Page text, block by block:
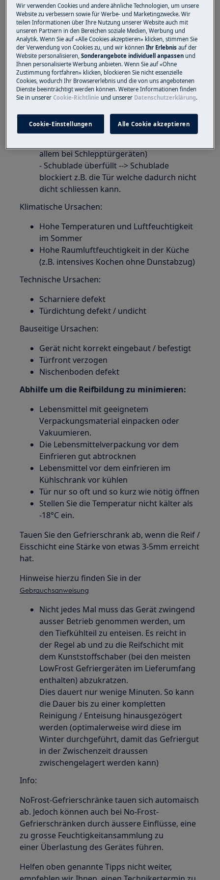
Ursachen:
Häufiges Tür öffnen
Lange Türöffnungsphasen
Einfrieren von warmen Speisen
Einfrieren von unverpackten Speisen.
Unverpackt gelagerte Lebensmittel geben
grosse Mengen an Feuchtigkeit ab und
Produktion von Eiswürfeln
allem bei Schlepptürgeräten)
- Schublade überfüllt --> Schublade
blockiert z.B. die Tür welche dadurch nicht
dicht schliessen kann.
Klimatische Ursachen:
Hohe Temperaturen und Luftfeuchtigkeit
im Sommer
Hohe Raumluftfeuchtigkeit in der Küche
(z.B. intensives Kochen ohne Dunstabzug)
Technische Ursachen:
Scharniere defekt
Türdichtung defekt / undicht
Bauseitige Ursachen:
Gerät nicht korrekt eingebaut / befestigt
Türfront verzogen
Nischenboden defekt
Abhilfe um die Reifbildung zu minimieren:
Lebensmittel mit geeignetem
Verpackungsmaterial einpacken oder
Vakuumieren.
Die Lebensmittelverpackung vor dem
Einfrieren gut abtrocknen
Lebensmittel vor dem einfrieren im
Kühlschrank vor kühlen
Tür nur so oft und so kurz wie nötig öffnen
Stellen Sie die Temperatur nicht kälter als
-18°C ein.
Tauen Sie den Gefrierschrank ab, wenn die Reif /
Eisschicht eine Stärke von etwas 3-5mm erreicht
hat.
Hinweise hierzu finden Sie in der
Gebrauchsanweisung
Nicht jedes Mal muss das Gerät zwingend
ausser Betrieb genommen werden, um
den Tiefkühlteil zu enteisen. Es reicht in
der Regel ab und zu die Reifschicht mit
dem Kunststoffschaber (bei den meisten
LowFrost Gefriergeräten im Lieferumfang
enthalten) abzukratzen.
Dies dauert nur wenige Minuten. So kann
die Dauer bis zu einer kompletten
Reinigung / Enteisung hinausgezögert
werden (optimalerweise wird diese im
Winter durchgeführt, damit das Gefriergut
in der Zwischenzeit draussen
zwischengelagert werden kann)
Info:
NoFrost-Gefrierschränke tauen sich automaisch
ab. Jedoch können auch bei No-Frost-
Gefrierschränken durch äussere Einflüsse, eine
zu grosse Feuchtigkeitansammlung zu
einer Überlastung des Gerätes führen.
Helfen oben genannte Tipps nicht weiter,
Wir verwenden Cookies und andere ähnliche Technologien, um unsere
Website zu verbessern sowie für Werbe- und Marketingzwecke. Wir
teilen Informationen über Ihre Nutzung unserer Website auch mit
unseren Partnern in den Bereichen soziale Medien, Werbung und
Analytik. Wenn Sie auf «Alle Cookies akzeptieren» klicken, stimmen Sie
der Verwendung von Cookies zu, und wir könnenIhr Erlebnisauf der
Website personalisieren,Sonderangebote individuell anpassen und
Ihnen personalisierte Werbung anbieten. Wenn Sie auf «Ohne
Zustimmung fortfahren» klicken, blockieren Sie nicht essenzielle
Cookies, wodurch Ihr Browsererlebnis und die von uns angebotenen
Dienste beeinträchtigt werden können. Weitere Informationen finden
Sie in unsererCookie-Richtlinie und unserer Datenschutzerklärung.
Cookie-Einstellungen Alle Cookie akzeptieren